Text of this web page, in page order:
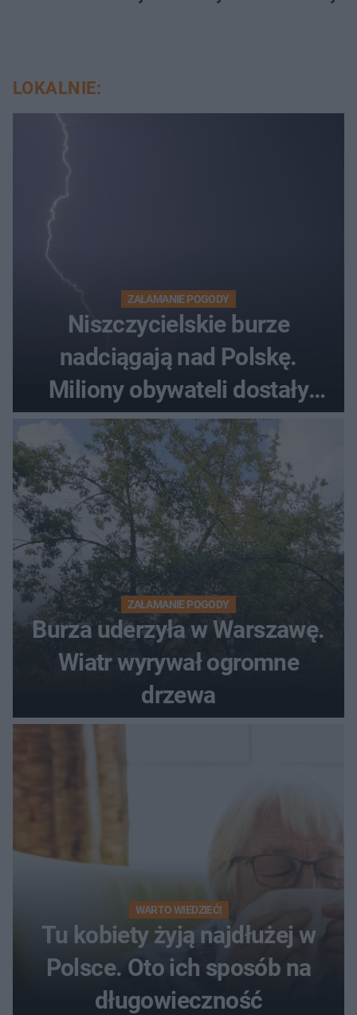
LOKALNIE:
ZAŁAMANIE POGODY
Niszczycielskie burze
nadciągają nad Polskę.
Miliony obywateli dostały
wiadomości z pilnym
ostrzeżeniem
ZAŁAMANIE POGODY
Burza uderzyła w Warszawę.
Wiatr wyrywał ogromne
drzewa
WARTO WIEDZIEĆ!
Tu kobiety żyją najdłużej w
Polsce. Oto ich sposób na
długowieczność